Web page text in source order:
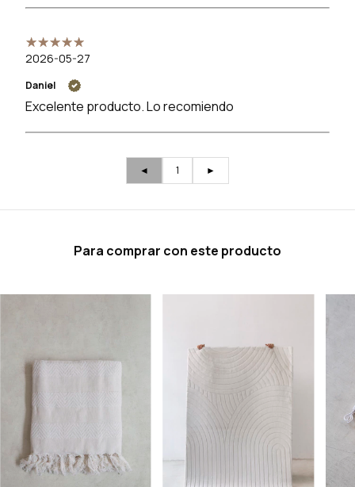
2026-05-27
Daniel
Excelente producto. Lo recomiendo
◄ 1 ►
Para comprar con este producto